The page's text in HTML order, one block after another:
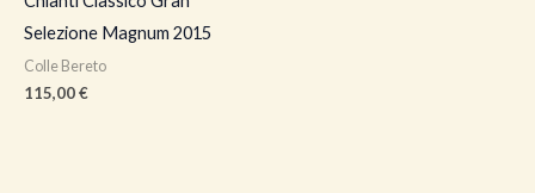
Selezione Magnum 2015
Colle Bereto
115,00€